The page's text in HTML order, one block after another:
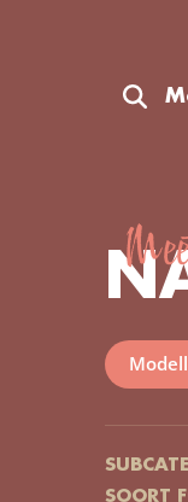
SOORT